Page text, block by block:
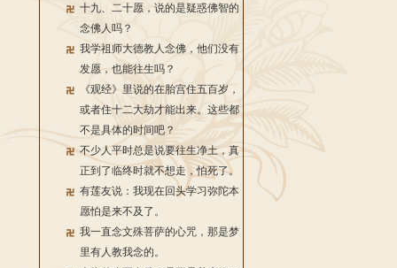
十九、二十愿，说的是疑惑佛智的
念佛人吗？
我学祖师大德教人念佛，他们没有
发愿，也能往生吗？
《观经》里说的在胎宫住五百岁，
或者住十二大劫才能出来。这些都
不是具体的时间吧？
不少人平时总是说要往生净土，真
正到了临终时就不想走，怕死了。
有莲友说：我现在回头学习弥陀本
愿怕是来不及了。
我一直念文殊菩萨的心咒，那是梦
里有人教我念的。